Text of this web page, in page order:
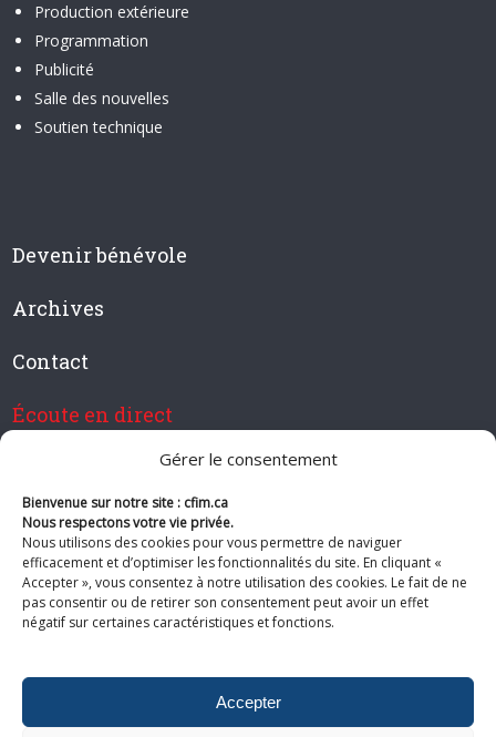
Gérer le consentement
Bienvenue sur notre site : cfim.ca
Nous respectons votre vie privée.
Nous utilisons des cookies pour vous permettre de naviguer
efficacement et d’optimiser les fonctionnalités du site. En cliquant «
Accepter », vous consentez à notre utilisation des cookies. Le fait de ne
pas consentir ou de retirer son consentement peut avoir un effet
négatif sur certaines caractéristiques et fonctions.
Accepter
Production extérieure
Programmation
Publicité
Salle des nouvelles
Soutien technique
Devenir bénévole
Archives
Contact
Écoute en direct
Devenir membre de CFIM
Suivez-nous